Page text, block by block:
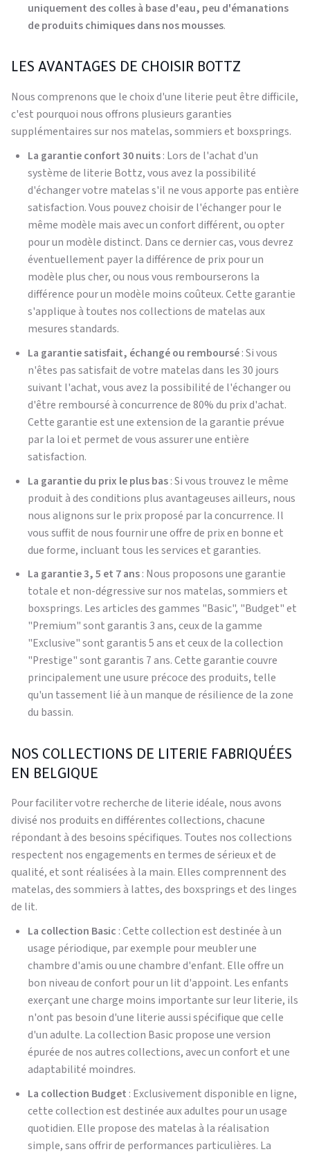
uniquement des colles à base d'eau, peu d'émanations
de produits chimiques dans nos mousses.
LES AVANTAGES DE CHOISIR BOTTZ
Nous comprenons que le choix d'une literie peut être difficile,
c'est pourquoi nous offrons plusieurs garanties
supplémentaires sur nos matelas, sommiers et boxsprings.
La garantie confort 30 nuits: Lors de l'achat d'un
système de literie Bottz, vous avez la possibilité
d'échanger votre matelas s'il ne vous apporte pas entière
satisfaction. Vous pouvez choisir de l'échanger pour le
même modèle mais avec un confort différent, ou opter
pour un modèle distinct. Dans ce dernier cas, vous devrez
éventuellement payer la différence de prix pour un
modèle plus cher, ou nous vous rembourserons la
différence pour un modèle moins coûteux. Cette garantie
s'applique à toutes nos collections de matelas aux
mesures standards.
La garantie satisfait, échangé ou remboursé: Si vous
n'êtes pas satisfait de votre matelas dans les 30 jours
suivant l'achat, vous avez la possibilité de l'échanger ou
d'être remboursé à concurrence de 80% du prix d'achat.
Cette garantie est une extension de la garantie prévue
par la loi et permet de vous assurer une entière
satisfaction.
La garantie du prix le plus bas: Si vous trouvez le même
produit à des conditions plus avantageuses ailleurs, nous
nous alignons sur le prix proposé par la concurrence. Il
vous suffit de nous fournir une offre de prix en bonne et
due forme, incluant tous les services et garanties.
La garantie 3, 5 et 7 ans: Nous proposons une garantie
totale et non-dégressive sur nos matelas, sommiers et
boxsprings. Les articles des gammes "Basic", "Budget" et
"Premium" sont garantis 3 ans, ceux de la gamme
"Exclusive" sont garantis 5 ans et ceux de la collection
"Prestige" sont garantis 7 ans. Cette garantie couvre
principalement une usure précoce des produits, telle
qu'un tassement lié à un manque de résilience de la zone
du bassin.
NOS COLLECTIONS DE LITERIE FABRIQUÉES
EN BELGIQUE
Pour faciliter votre recherche de literie idéale, nous avons
divisé nos produits en différentes collections, chacune
répondant à des besoins spécifiques. Toutes nos collections
respectent nos engagements en termes de sérieux et de
qualité, et sont réalisées à la main. Elles comprennent des
matelas, des sommiers à lattes, des boxsprings et des linges
de lit.
La collection Basic : Cette collection est destinée à un
usage périodique, par exemple pour meubler une
chambre d'amis ou une chambre d'enfant. Elle offre un
bon niveau de confort pour un lit d'appoint. Les enfants
exerçant une charge moins importante sur leur literie, ils
n'ont pas besoin d'une literie aussi spécifique que celle
d'un adulte. La collection Basic propose une version
épurée de nos autres collections, avec un confort et une
adaptabilité moindres.
La collection Budget : Exclusivement disponible en ligne,
cette collection est destinée aux adultes pour un usage
quotidien. Elle propose des matelas à la réalisation
simple, sans offrir de performances particulières. La